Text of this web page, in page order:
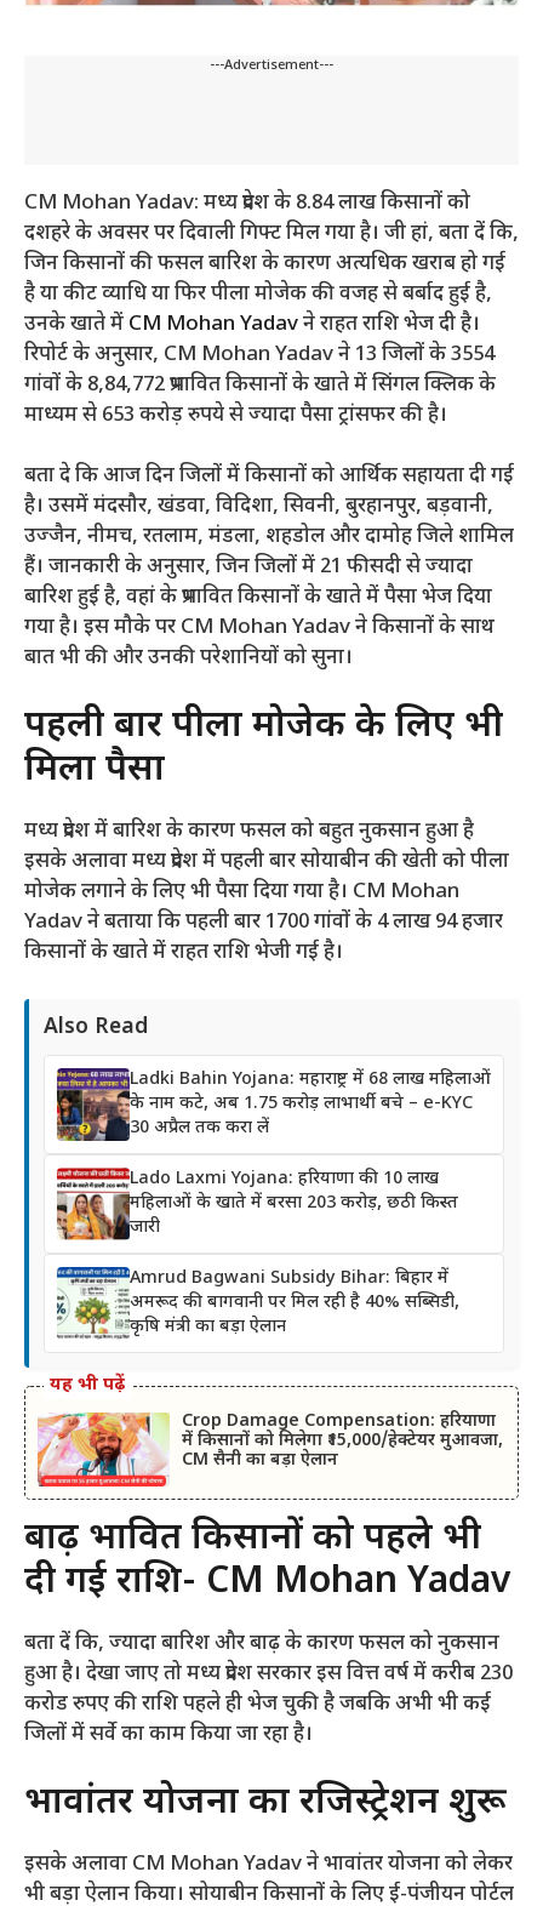
---Advertisement---
CM Mohan Yadav: मध्य प्रदेश के 8.84 लाख किसानों को
दशहरे के अवसर पर दिवाली गिफ्ट मिल गया है। जी हां, बता दें कि,
जिन किसानों की फसल बारिश के कारण अत्यधिक खराब हो गई
है या कीट व्याधि या फिर पीला मोजेक की वजह से बर्बाद हुई है,
उनके खाते में CM Mohan Yadavने राहत राशि भेज दी है।
रिपोर्ट के अनुसार, CM Mohan Yadav ने 13 जिलों के 3554
गांवों के 8,84,772 प्रभावित किसानों के खाते में सिंगल क्लिक के
माध्यम से 653 करोड़ रुपये से ज्यादा पैसा ट्रांसफर की है।
बता दे कि आज दिन जिलों में किसानों को आर्थिक सहायता दी गई
है। उसमें मंदसौर, खंडवा, विदिशा, सिवनी, बुरहानपुर, बड़वानी,
उज्जैन, नीमच, रतलाम, मंडला, शहडोल और दामोह जिले शामिल
हैं। जानकारी के अनुसार, जिन जिलों में 21 फीसदी से ज्यादा
बारिश हुई है, वहां के प्रभावित किसानों के खाते में पैसा भेज दिया
गया है। इस मौके पर CM Mohan Yadav ने किसानों के साथ
बात भी की और उनकी परेशानियों को सुना।
पहली बार पीला मोजेक के लिए भी
मिला पैसा
मध्य प्रदेश में बारिश के कारण फसल को बहुत नुकसान हुआ है
इसके अलावा मध्य प्रदेश में पहली बार सोयाबीन की खेती को पीला
मोजेक लगाने के लिए भी पैसा दिया गया है। CM Mohan
Yadav ने बताया कि पहली बार 1700 गांवों के 4 लाख 94 हजार
किसानों के खाते में राहत राशि भेजी गई है।
Also Read
Ladki Bahin Yojana: महाराष्ट्र में 68 लाख महिलाओं
के नाम कटे, अब 1.75 करोड़ लाभार्थी बचे – e-KYC
30 अप्रैल तक करा लें
Lado Laxmi Yojana: हरियाणा की 10 लाख
महिलाओं के खाते में बरसा 203 करोड़, छठी किस्त
जारी
Amrud Bagwani Subsidy Bihar: बिहार में
अमरूद की बागवानी पर मिल रही है 40% सब्सिडी,
कृषि मंत्री का बड़ा ऐलान
यह भी पढ़ें
Crop Damage Compensation: हरियाणा
में किसानों को मिलेगा ₹15,000/हेक्टेयर मुआवजा,
CM सैनी का बड़ा ऐलान
बाढ़ प्रभावित किसानों को पहले भी
दी गई राशि- CM Mohan Yadav
बता दें कि, ज्यादा बारिश और बाढ़ के कारण फसल को नुकसान
हुआ है। देखा जाए तो मध्य प्रदेश सरकार इस वित्त वर्ष में करीब 230
करोड रुपए की राशि पहले ही भेज चुकी है जबकि अभी भी कई
जिलों में सर्वे का काम किया जा रहा है।
भावांतर योजना का रजिस्ट्रेशन शुरू
इसके अलावा CM Mohan Yadav ने भावांतर योजना को लेकर
भी बड़ा ऐलान किया। सोयाबीन किसानों के लिए ई-पंजीयन पोर्टल